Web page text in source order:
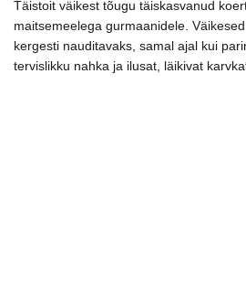
Täistoit väikest tõugu täiskasvanud
maitsemeelega gurmaanidele.
kergesti nauditavaks, samal ajal kui
tervislikku nahka ja ilusat, läikivat